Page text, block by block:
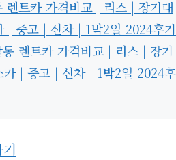
렌트카 가격비교 | 리스 | 장기대
| 중고 | 신차 | 1박2일 2024후기
렌트카 가격비교 | 리스 | 장기
| 중고 | 신차 | 1박2일 2024후